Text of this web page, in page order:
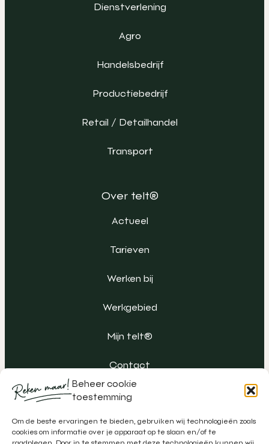
Beheer cookie
toestemming
Om de beste ervaringen te bieden, gebruiken wij technologieën zoals
cookies om informatie over je apparaat op te slaan en/of te
Dienstverlening
Agro
Handelsbedrijf
Productiebedrijf
Retail / Detailhandel
Transport
Over telt®
Actueel
Tarieven
Werken bij
Werkgebied
Mijn telt®
Contact